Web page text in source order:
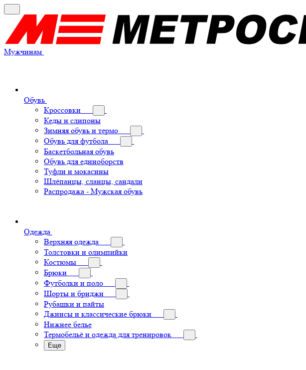
Мужчинам
Обувь
Кроссовки
Кеды и слипоны
Зимняя обувь и термо
Обувь для футбола
Баскетбольная обувь
Обувь для единоборств
Туфли и мокасины
Шлёпанцы, сланцы, сандали
Распродажа - Мужская обувь
Одежда
Верхняя одежда
Толстовки и олимпийки
Костюмы
Брюки
Футболки и поло
Шорты и бриджи
Рубашки и пайты
Джинсы и классические брюки
Нижнее белье
Термобельё и одежда для тренировок
Еще